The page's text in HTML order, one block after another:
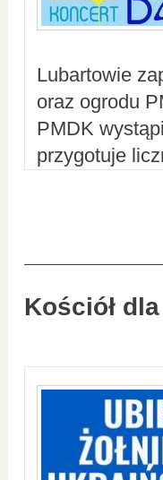
Lubartowie
oraz ogrodu
PMDK
przygotuje
Kościół